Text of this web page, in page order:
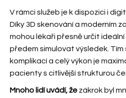
V rámci služeb je k dispozici i
Díky 3D skenování a moderním
mohou lékaři přesně určit
předem simulovat výsledek. Tím
komplikací a celý výkon je
pacienty s citlivější strukturou
Mnoho lidí uvádí, že zákrok byl